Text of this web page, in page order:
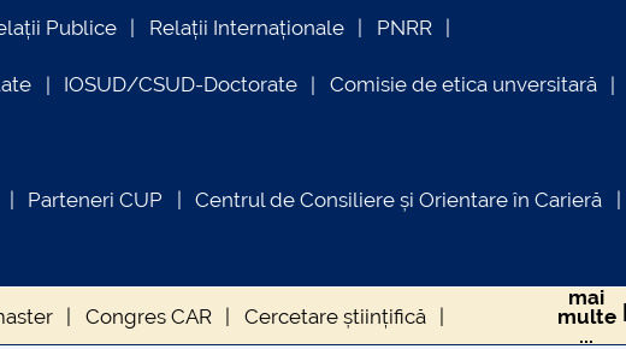
Publice Relații Internaționale PNRR
IOSUD/CSUD-Doctorate Comisie de etica unversitară
Parteneri CUP Centrul de Consiliere și Orientare în Carieră
Congres CAR Cercetare științifică
mai
multe
...